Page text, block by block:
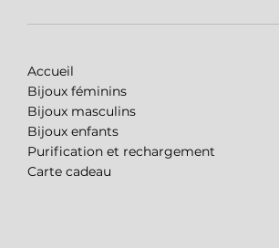
Accueil
Bijoux féminins
Bijoux masculins
Bijoux enfants
Purification et rechargement
Carte cadeau